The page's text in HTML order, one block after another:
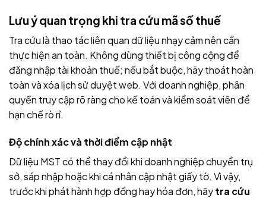
Lưu ý quan trọng khi tra cứu mã số thuế
Tra cứu là thao tác liên quan dữ liệu nhạy cảm nên cần
thực hiện an toàn. Không dùng thiết bị công cộng để
đăng nhập tài khoản thuế; nếu bắt buộc, hãy thoát hoàn
toàn và xóa lịch sử duyệt web. Với doanh nghiệp, phân
quyền truy cập rõ ràng cho kế toán và kiểm soát viên để
hạn chế rò rỉ.
Độ chính xác và thời điểm cập nhật
Dữ liệu MST có thể thay đổi khi doanh nghiệp chuyển trụ
sở, sáp nhập hoặc khi cá nhân cập nhật giấy tờ. Vì vậy,
trước khi phát hành hợp đồng hay hóa đơn, hãytra cứu